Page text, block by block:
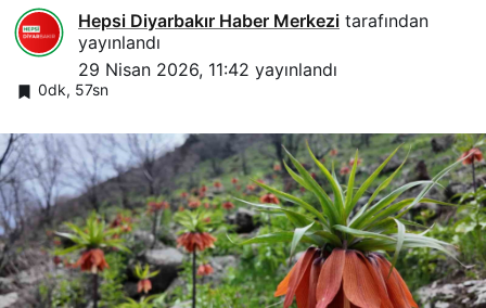
Hepsi Diyarbakır Haber Merkezi tarafından
yayınlandı
29 Nisan 2026, 11:42 yayınlandı
0dk, 57sn